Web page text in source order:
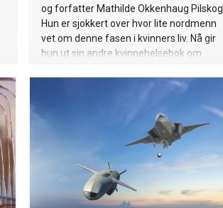
og forfatter Mathilde Okkenhaug Pilskog.
Hun er sjokkert over hvor lite nordmenn
vet om denne fasen i kvinners liv. Nå gir
hun ut sin andre kvinnehelsebok om
åpenheten større nå, og jeg håper at jeg
og hjelpe kvinner på generelt grunnlag,